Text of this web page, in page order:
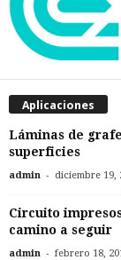
Aplicaciones
Láminas de
superficies
admin - diciembre 19,
Circuito
camino a seguir
admin - febrero 18,